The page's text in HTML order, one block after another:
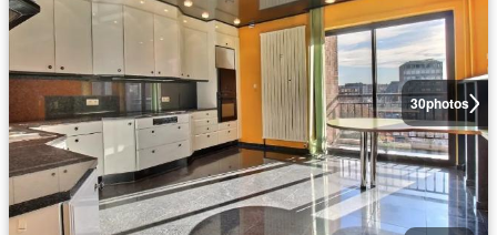
30photos